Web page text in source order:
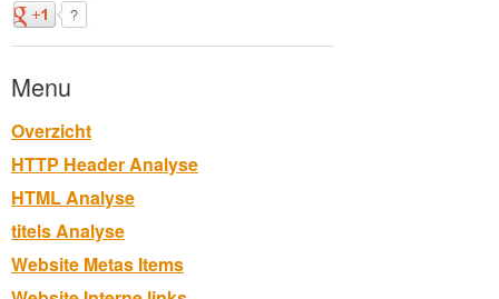
Menu
Overzicht
HTTP Header Analyse
HTML Analyse
titels Analyse
Website Metas Items